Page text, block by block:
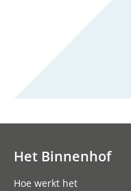
Het Binnenhof
Hoe werkt het